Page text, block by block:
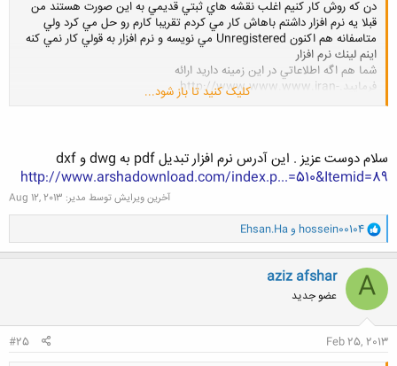
دن كه روش كار كنيم اغلب نقشه هاي ثبتي قديمي به اين صورت هستند من
قبلا يه نرم افزار داشتم باهاش كار مي كردم تقريبا كارم رو حل مي كرد ولي
متاسفانه هم اكنون Unregistered مي نويسه و نرم افزار به قولي كار نمي كنه
اينم لينك نرم افزار
شما هم اگه اطلاعاتي در اين زمينه داريد ارائه
فرماييد.http://www.www.www.iran-
eng.ir/images/smilies/icon_gol.gifhttp://www.www.www.iran-
eng.ir/images/smilies/icon_gol.gif
کلیک کنید تا باز شود...
سلام دوست عزیز . این آدرس نرم افزار تبدیل pdf به dwg و dxf
http://www.arshadownload.com/index.p...=510&Itemid=89
آخرین ویرایش توسط مدیر: Aug 12, 2013
و
ا
ک
ن
ش
ه
ا
hossein00104 و Ehsan.Ha
A
aziz afshar
عضو جدید
Feb 25, 2013
#25